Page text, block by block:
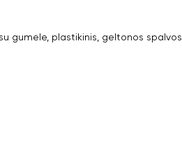
gumele, plastikinis, geltonos spalvos